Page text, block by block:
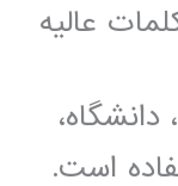
عالیه
است.